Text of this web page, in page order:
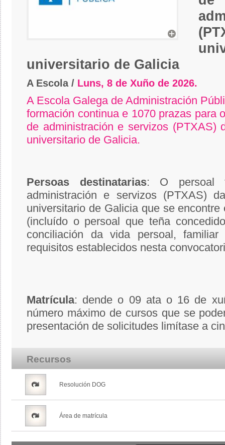
universitario de Galicia
A Escola / Luns, 8 de Xuño de 2026.
A Escola Galega de Administración
formación continua e 1070 prazas para
de administración e servizos (PTXAS)
universitario de Galicia.
Persoas destinatarias: O persoal
administración e servizos (PTXAS)
universitario de Galicia que se
(incluído o persoal que teña
conciliación da vida persoal,
requisitos establecidos nesta
Matrícula: dende o 09 ata o 16 de
número máximo de cursos que se
presentación de solicitudes limítase a
Recursos
Resolución DOG
Área de matrícula